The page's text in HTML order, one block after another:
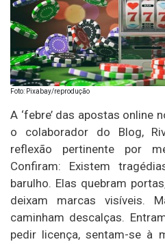
Foto: Pixabay/reprodução
A ‘febre’ das apostas online
o colaborador do Blog,
reflexão pertinente por
Confiram: Existem
barulho. Elas quebram
deixam marcas visíveis.
caminham descalças.
pedir licença, sentam-se à